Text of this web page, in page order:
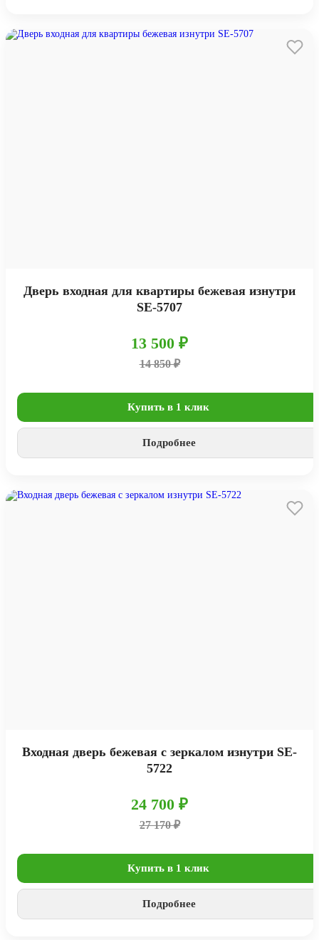
Дверь входная для квартиры бежевая изнутри
SE-5707
13 500 ₽
14 850 ₽
Купить в 1 клик
Подробнее
Входная дверь бежевая с зеркалом изнутри SE-
5722
24 700 ₽
27 170 ₽
Купить в 1 клик
Подробнее